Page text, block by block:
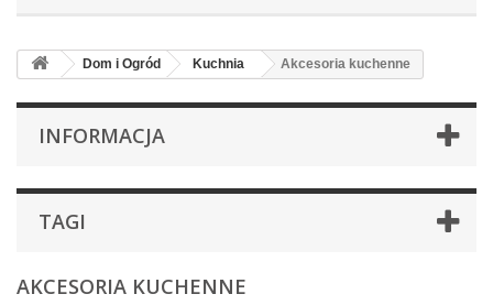
Dom i Ogród Kuchnia Akcesoria kuchenne
INFORMACJA
TAGI
AKCESORIA KUCHENNE